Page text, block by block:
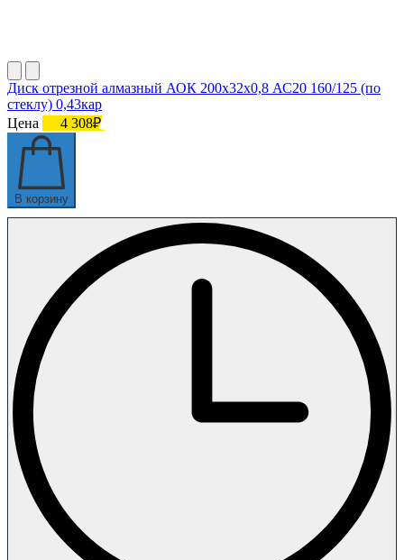
Диск отрезной алмазный АОК 200х32х0,8 АС20 160/125 (по
стеклу) 0,43кар
Цена
4 308₽
В корзину